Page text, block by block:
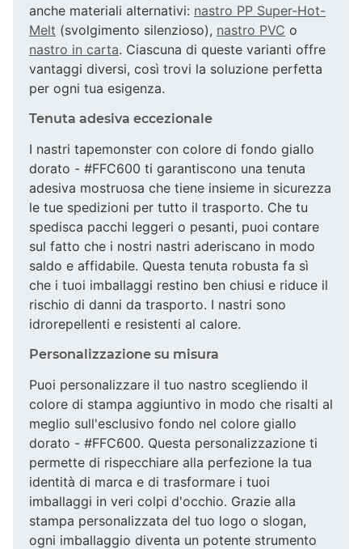
anche materiali alternativi: nastro PP Super-Hot-
Melt (svolgimento silenzioso), nastro PVC o
nastro in carta. Ciascuna di queste varianti offre
vantaggi diversi, così trovi la soluzione perfetta
per ogni tua esigenza.
Tenuta adesiva eccezionale
I nastri tapemonster con colore di fondo giallo
dorato - #FFC600 ti garantiscono una tenuta
adesiva mostruosa che tiene insieme in sicurezza
le tue spedizioni per tutto il trasporto. Che tu
spedisca pacchi leggeri o pesanti, puoi contare
sul fatto che i nostri nastri aderiscano in modo
saldo e affidabile. Questa tenuta robusta fa sì
che i tuoi imballaggi restino ben chiusi e riduce il
rischio di danni da trasporto. I nastri sono
idrorepellenti e resistenti al calore.
Personalizzazione su misura
Puoi personalizzare il tuo nastro scegliendo il
colore di stampa aggiuntivo in modo che risalti al
meglio sull'esclusivo fondo nel colore giallo
dorato - #FFC600. Questa personalizzazione ti
permette di rispecchiare alla perfezione la tua
identità di marca e di trasformare i tuoi
imballaggi in veri colpi d'occhio. Grazie alla
stampa personalizzata del tuo logo o slogan,
ogni imballaggio diventa un potente strumento